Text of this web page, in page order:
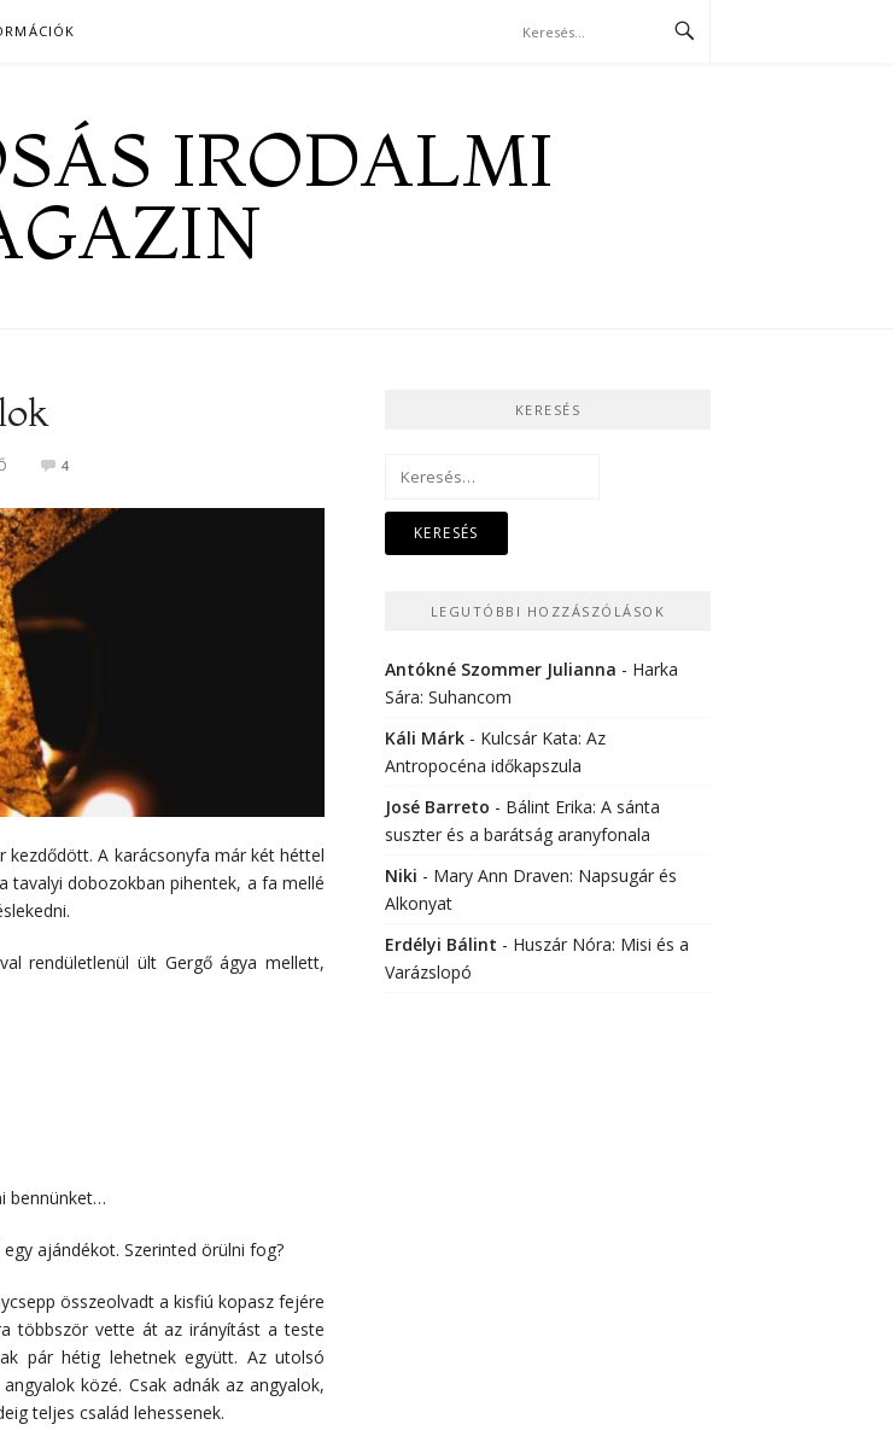
IRODALMI
4
kezdődött. A karácsonyfa már két héttel
tavalyi dobozokban pihentek, a fa mellé
rendületlenül ült Gergő ágya mellett,
bennünket…
ajándékot. Szerinted örülni fog?
összeolvadt a kisfiú kopasz fejére
többször vette át az irányítást a teste
pár hétig lehetnek együtt. Az utolsó
közé. Csak adnák az angyalok,
teljes család lehessenek.
KERESÉS
Keresés:
LEGUTÓBBI HOZZÁSZÓLÁSOK
Antókné Szommer Julianna - Harka
Sára: Suhancom
Káli Márk - Kulcsár Kata: Az
Antropocéna időkapszula
José Barreto - Bálint Erika: A sánta
suszter és a barátság aranyfonala
Niki - Mary Ann Draven: Napsugár és
Alkonyat
Erdélyi Bálint - Huszár Nóra: Misi és a
Varázslopó